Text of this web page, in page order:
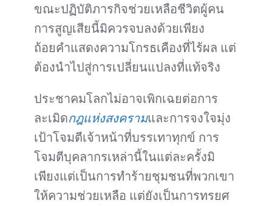
ขณะปฏิบัติภารกิจช่วยเหลือชีวิตผู้คน
การสูญเสียนี้มิควรจบลงด้วยเพียง
ถ้อยคำแสดงความโกรธเคืองที่ไร้ผล แต่
ต้องนำไปสู่การเปลี่ยนแปลงที่แท้จริง
ประชาคมโลกไม่อาจเพิกเฉยต่อการ
ละเมิดกฎแห่งสงครามและการจงใจมุ่ง
เป้าโจมตีเจ้าหน้าที่บรรเทาทุกข์ การ
โจมตีบุคลากรเหล่านี้ในแต่ละครั้งมิ
เพียงแต่เป็นการทำร้ายชุมชนที่พวกเขา
ให้ความช่วยเหลือ แต่ยังเป็นการทรยศ